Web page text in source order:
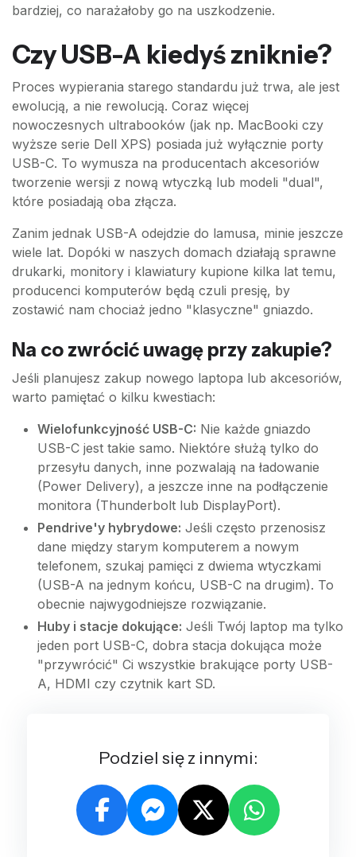
bardziej, co narażałoby go na uszkodzenie.
Czy USB-A kiedyś zniknie?
Proces wypierania starego standardu już trwa, ale jest
ewolucją, a nie rewolucją. Coraz więcej
nowoczesnych ultrabooków (jak np. MacBooki czy
wyższe serie Dell XPS) posiada już wyłącznie porty
USB-C. To wymusza na producentach akcesoriów
tworzenie wersji z nową wtyczką lub modeli "dual",
które posiadają oba złącza.
Zanim jednak USB-A odejdzie do lamusa, minie jeszcze
wiele lat. Dopóki w naszych domach działają sprawne
drukarki, monitory i klawiatury kupione kilka lat temu,
producenci komputerów będą czuli presję, by
zostawić nam chociaż jedno "klasyczne" gniazdo.
Na co zwrócić uwagę przy zakupie?
Jeśli planujesz zakup nowego laptopa lub akcesoriów,
warto pamiętać o kilku kwestiach:
Wielofunkcyjność USB-C: Nie każde gniazdo
USB-C jest takie samo. Niektóre służą tylko do
przesyłu danych, inne pozwalają na ładowanie
(Power Delivery), a jeszcze inne na podłączenie
monitora (Thunderbolt lub DisplayPort).
Pendrive'y hybrydowe: Jeśli często przenosisz
dane między starym komputerem a nowym
telefonem, szukaj pamięci z dwiema wtyczkami
(USB-A na jednym końcu, USB-C na drugim). To
obecnie najwygodniejsze rozwiązanie.
Huby i stacje dokujące: Jeśli Twój laptop ma tylko
jeden port USB-C, dobra stacja dokująca może
"przywrócić" Ci wszystkie brakujące porty USB-
A, HDMI czy czytnik kart SD.
Podziel się z innymi: